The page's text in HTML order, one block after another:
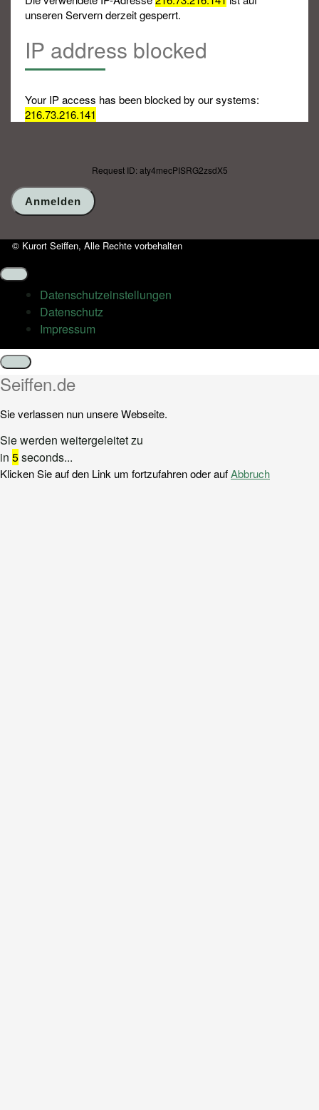
unseren Servern derzeit gesperrt.
IP address blocked
Your IP access has been blocked by our systems:
216.73.216.141
Request ID: aty4mecPISRG2zsdX5
© Kurort Seiffen, Alle Rechte vorbehalten
Datenschutz­einstellungen
Datenschutz
Impressum
Schließen
Seiffen.de
Sie verlassen nun unsere Webseite.
Sie werden weitergeleitet zu
in 5seconds...
Klicken Sie auf den Link um fortzufahren oder aufAbbruch